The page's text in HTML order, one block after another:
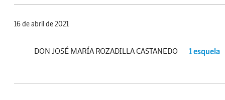
16 de abril de 2021
DON JOSÉ MARÍA ROZADILLA CASTANEDO 1 esquela